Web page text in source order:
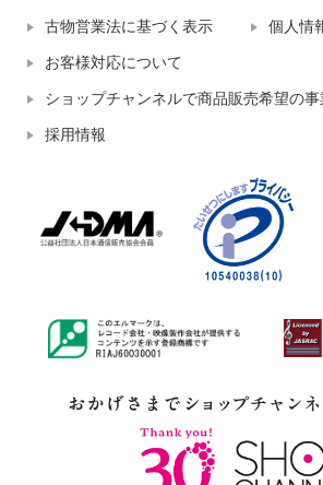
古物営業法に基づく表示 個人情
お客様対応について
ショップチャンネルで商品販売希望の事
採用情報